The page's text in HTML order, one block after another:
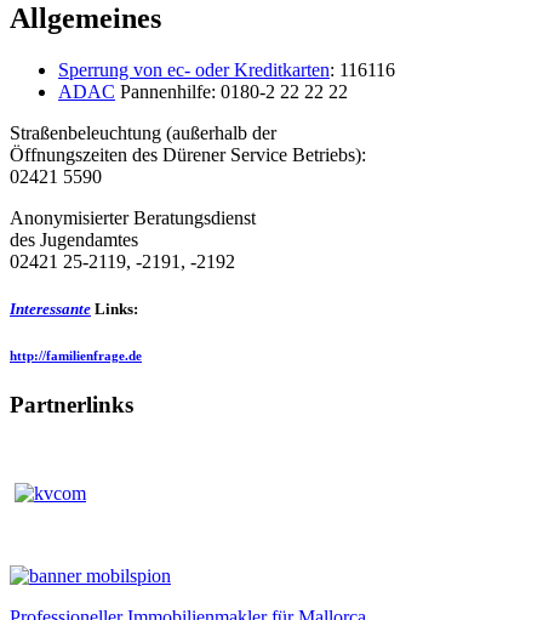
Allgemeines
Sperrung von ec- oder Kreditkarten: 116116
ADAC Pannenhilfe: 0180-2 22 22 22
Straßenbeleuchtung (außerhalb der
Öffnungszeiten des Dürener Service Betriebs):
02421 5590
Anonymisierter Beratungsdienst
des Jugendamtes
02421 25-2119, -2191, -2192
Interessante Links:
http://familienfrage.de
Partnerlinks